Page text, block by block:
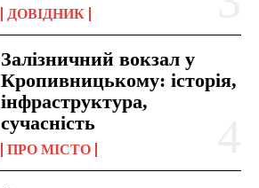
ДОВІДНИК
Залізничний вокзал у
Кропивницькому: історія,
інфраструктура,
сучасність
ПРО МІСТО